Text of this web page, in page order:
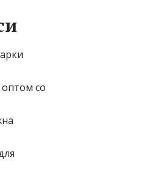
оптом со